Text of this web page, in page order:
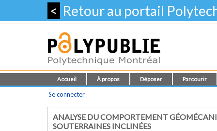
< Retour au portail
Accueil À propos Déposer Parcourir
Se connecter
ANALYSE DU COMPORTEMENT
SOUTERRAINES INCLINÉES